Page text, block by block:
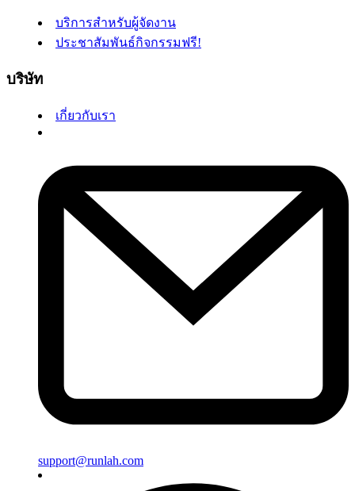
บริการสำหรับผู้จัดงาน
ประชาสัมพันธ์กิจกรรมฟรี!
บริษัท
เกี่ยวกับเรา
support@runlah.com